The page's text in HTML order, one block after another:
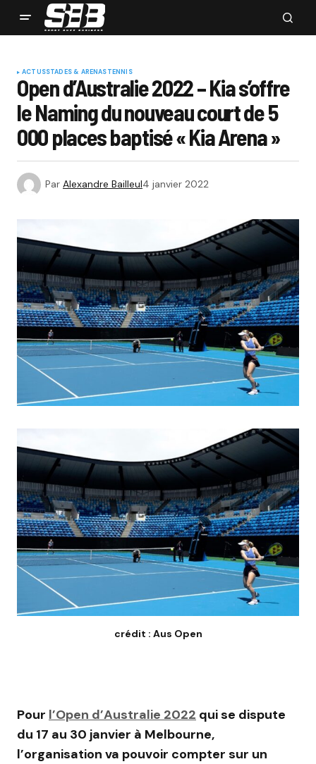
ACTUSSTADES & ARENASTENNIS
Open d’Australie 2022 – Kia s’offre
le Naming du nouveau court de 5
000 places baptisé « Kia Arena »
Par Alexandre Bailleul4 janvier 2022
crédit : Aus Open
Pour l’Open d’Australie 2022 qui se dispute
du 17 au 30 janvier à Melbourne,
l’organisation va pouvoir compter sur un